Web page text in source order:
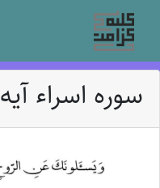
سوره اسراء آیه ۸۵ (آیه)